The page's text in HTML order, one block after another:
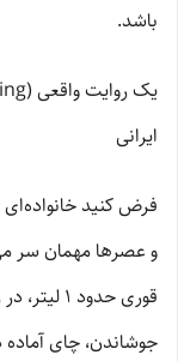
باشد.
ایرانی
قوری
جوشاندن، چای